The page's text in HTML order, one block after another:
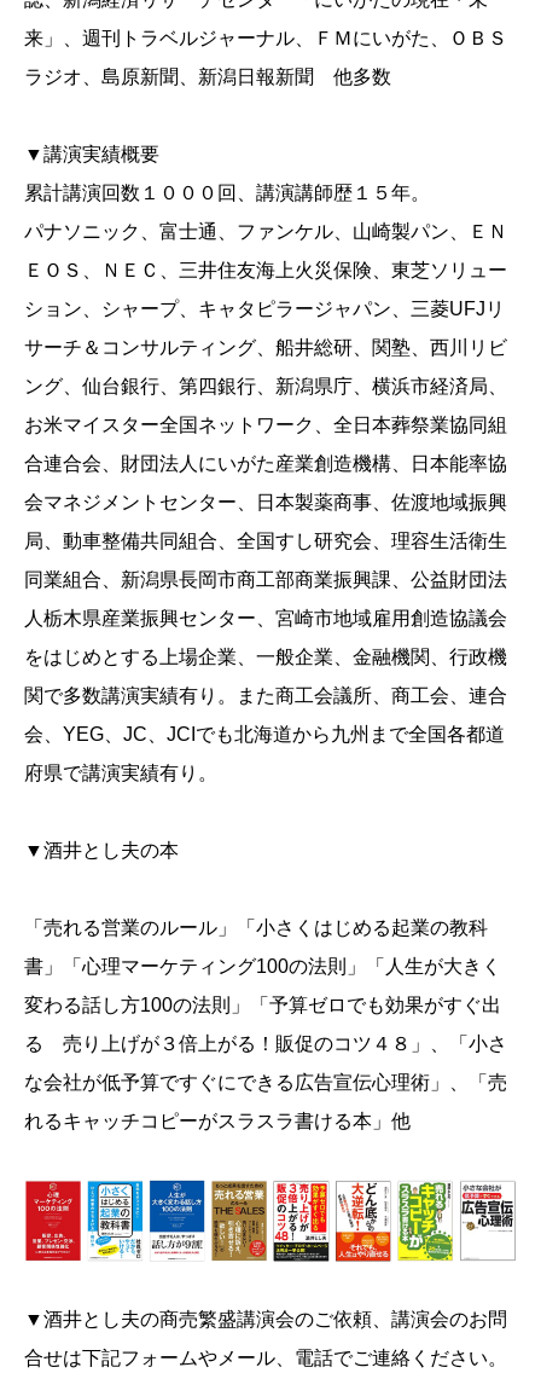
来」、週刊トラベルジャーナル、ＦＭにいがた、ＯＢＳ
ラジオ、島原新聞、新潟日報新聞 他多数
▼講演実績概要
累計講演回数１０００回、講演講師歴１５年。
パナソニック、富士通、ファンケル、山崎製パン、ＥＮ
ＥＯＳ、ＮＥＣ、三井住友海上火災保険、東芝ソリュー
ション、シャープ、キャタピラージャパン、三菱UFJリ
サーチ＆コンサルティング、船井総研、関塾、西川リビ
ング、仙台銀行、第四銀行、新潟県庁、横浜市経済局、
お米マイスター全国ネットワーク、全日本葬祭業協同組
合連合会、財団法人にいがた産業創造機構、日本能率協
会マネジメントセンター、日本製薬商事、佐渡地域振興
局、動車整備共同組合、全国すし研究会、理容生活衛生
同業組合、新潟県長岡市商工部商業振興課、公益財団法
人栃木県産業振興センター、宮崎市地域雇用創造協議会
をはじめとする上場企業、一般企業、金融機関、行政機
関で多数講演実績有り。また商工会議所、商工会、連合
会、YEG、JC、JCIでも北海道から九州まで全国各都道
府県で講演実績有り。
▼酒井とし夫の本
「売れる営業のルール」「小さくはじめる起業の教科
書」「心理マーケティング100の法則」「人生が大きく
変わる話し方100の法則」「予算ゼロでも効果がすぐ出
る 売り上げが３倍上がる！販促のコツ４８」、「小さ
な会社が低予算ですぐにできる広告宣伝心理術」、「売
れるキャッチコピーがスラスラ書ける本」他
▼酒井とし夫の商売繁盛講演会のご依頼、講演会のお問
合せは下記フォームやメール、電話でご連絡ください。